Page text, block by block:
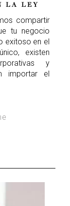
LA LEY
compartir
tu negocio
exitoso en el
existen
y
importar el